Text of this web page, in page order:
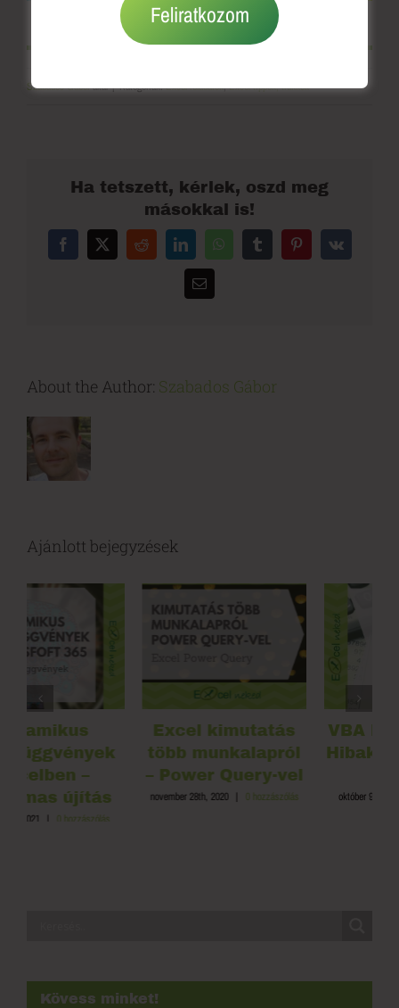
Szabados Gáboráltal | Kategóriák:Excel feladatok,Excel tippek, trükkök
Ha tetszett, kérlek, oszd meg
másokkal is!
Facebook
X RedditLinkedInWhatsAppTumblrPinterest
Vk
Email:
About the Author: Szabados Gábor
Ajánlott bejegyzések
Excel kimutatás
több munkalapról
– Power Query-vel
november 28th, 2020 0 hozzászólás
VBA Debug print –
Hibakeresés egyik
módja
október 9th, 2022 | 0 hozzászólás
Kövess minket!
Feliratkozom